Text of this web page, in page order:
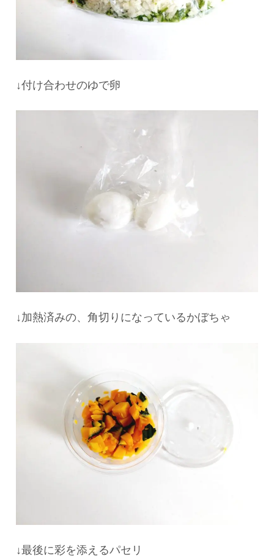
↓付け合わせのゆで卵
↓加熱済みの、角切りになっているかぼちゃ
↓最後に彩を添えるパセリ